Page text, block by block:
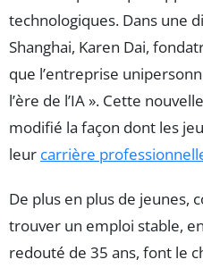
technologiques. Dans une
Shanghai, Karen Dai,
que l’entreprise
l’ère de l’IA ». Cette
modifié la façon dont les
leur carrière
De plus en plus de jeunes,
trouver un emploi stable,
redouté de 35 ans, font le